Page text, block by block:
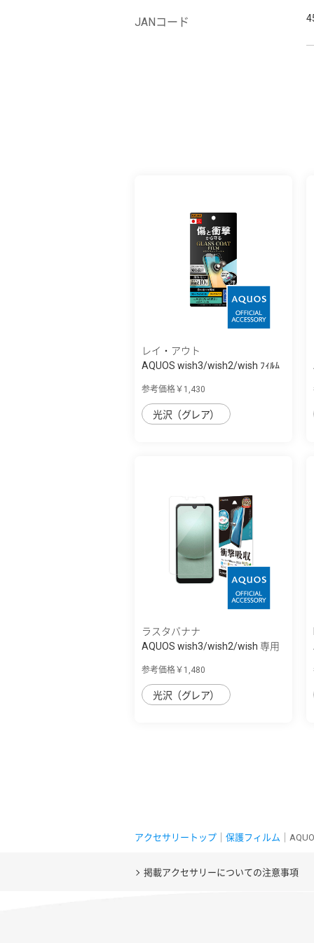
JANコード
レイ・アウト
AQUOS wish3/wish2/wish ﾌｨﾙﾑ
参考価格￥1,430
光沢（グレア）
ラスタバナナ
AQUOS wish3/wish2/wish 専用
参考価格￥1,480
光沢（グレア）
アクセサリートップ 保護フィルム ｜
掲載アクセサリーについての注意事項